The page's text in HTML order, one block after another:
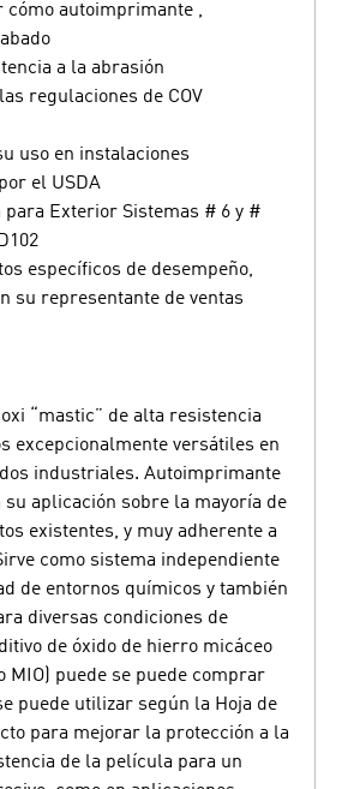
cómo autoimprimante ,
a la abrasión
regulaciones de COV
uso en instalaciones
el USDA
para Exterior Sistemas # 6 y #
específicos de desempeño,
su representante de ventas
“mastic” de alta resistencia
excepcionalmente versátiles en
industriales. Autoimprimante
su aplicación sobre la mayoría de
existentes, y muy adherente a
como sistema independiente
de entornos químicos y también
diversas condiciones de
de óxido de hierro micáceo
MIO) puede se puede comprar
puede utilizar según la Hoja de
para mejorar la protección a la
de la película para un